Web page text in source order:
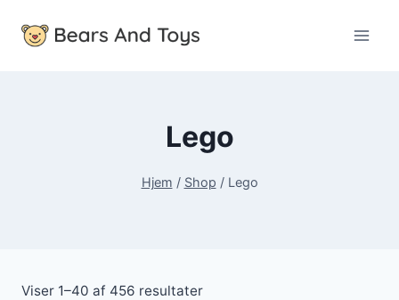
Lego
Hjem / Shop / Lego
Viser 1–40 af 456 resultater